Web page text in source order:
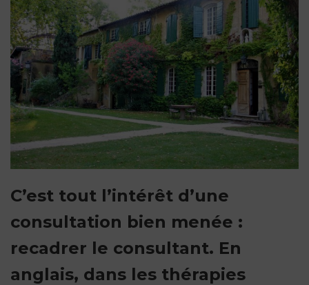
C’est tout l’intérêt d’une
consultation bien menée :
recadrer le consultant. En
anglais, dans les thérapies